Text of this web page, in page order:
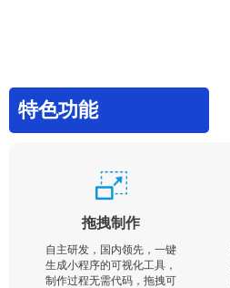
特色功能
拖拽制作
自主研发，国内领先，一键
生成小程序的可视化工具，
制作过程无需代码，拖拽可